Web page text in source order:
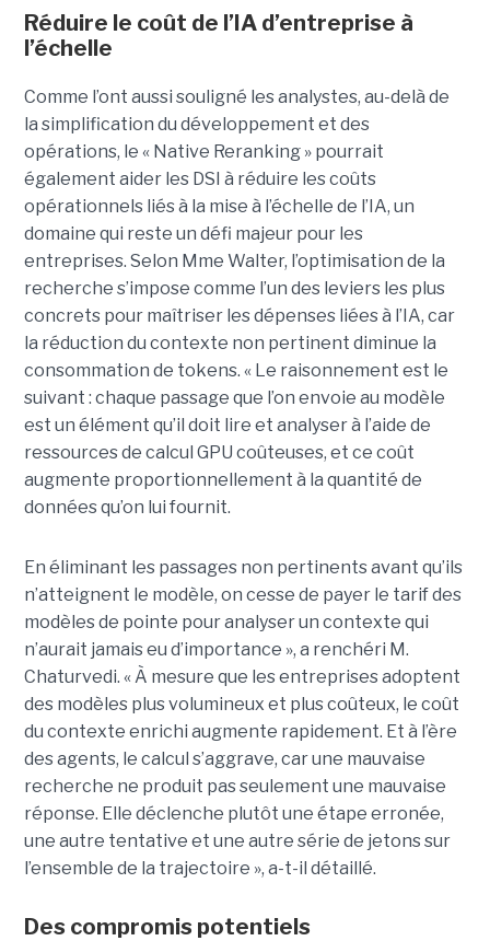
Réduire le coût de l’IA d’entreprise à
l’échelle
Comme l’ont aussi souligné les analystes, au-delà de
la simplification du développement et des
opérations, le « Native Reranking » pourrait
également aider les DSI à réduire les coûts
opérationnels liés à la mise à l’échelle de l’IA, un
domaine qui reste un défi majeur pour les
entreprises. Selon Mme Walter, l’optimisation de la
recherche s’impose comme l’un des leviers les plus
concrets pour maîtriser les dépenses liées à l’IA, car
la réduction du contexte non pertinent diminue la
consommation de tokens. « Le raisonnement est le
suivant : chaque passage que l’on envoie au modèle
est un élément qu’il doit lire et analyser à l’aide de
ressources de calcul GPU coûteuses, et ce coût
augmente proportionnellement à la quantité de
données qu’on lui fournit.
En éliminant les passages non pertinents avant qu’ils
n’atteignent le modèle, on cesse de payer le tarif des
modèles de pointe pour analyser un contexte qui
n’aurait jamais eu d’importance », a renchéri M.
Chaturvedi. « À mesure que les entreprises adoptent
des modèles plus volumineux et plus coûteux, le coût
du contexte enrichi augmente rapidement. Et à l’ère
des agents, le calcul s’aggrave, car une mauvaise
recherche ne produit pas seulement une mauvaise
réponse. Elle déclenche plutôt une étape erronée,
une autre tentative et une autre série de jetons sur
l’ensemble de la trajectoire », a-t-il détaillé.
Des compromis potentiels